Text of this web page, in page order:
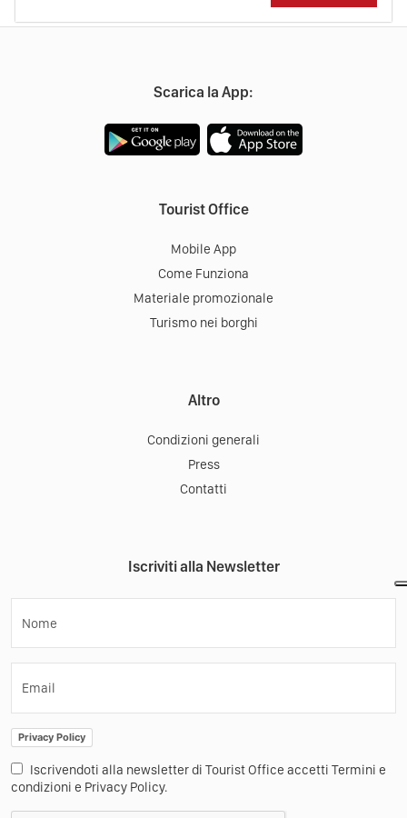
Scarica la App:
Tourist Office
Mobile App
Come Funziona
Materiale promozionale
Turismo nei borghi
Altro
Condizioni generali
Press
Contatti
Iscriviti alla Newsletter
Nome
Email
Privacy Policy
Iscrivendoti alla newsletter di Tourist Office accetti Termini e
condizioni e Privacy Policy.